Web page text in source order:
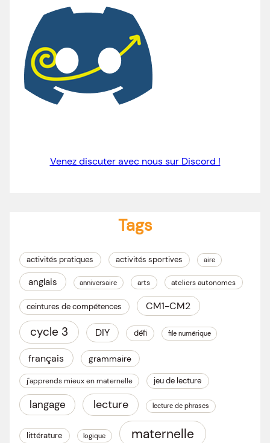
Venez discuter avec nous sur Discord !
Tags
activités pratiques activités sportives aire
anglais anniversaire arts ateliers autonomes
ceintures de compétences CM1-CM2
cycle 3 DIY défi file numérique
français grammaire
j'apprends mieux en maternelle jeu de lecture
langage lecture lecture de phrases
littérature logique maternelle